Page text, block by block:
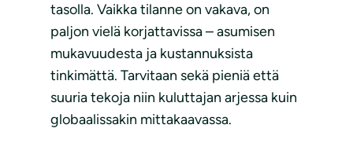
tasolla. Vaikka tilanne on vakava, on
paljon vielä korjattavissa – asumisen
mukavuudesta ja kustannuksista
tinkimättä. Tarvitaan sekä pieniä että
suuria tekoja niin kuluttajan arjessa kuin
globaalissakin mittakaavassa.